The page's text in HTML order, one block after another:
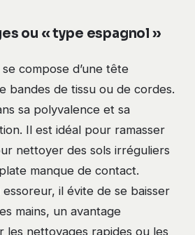
ou « type espagnol »
compose d’une tête
bandes de tissu ou de cordes.
sa polyvalence et sa
Il est idéal pour ramasser
nettoyer des sols irréguliers
manque de contact.
essoreur, il évite de se baisser
mains, un avantage
les nettoyages rapides ou les